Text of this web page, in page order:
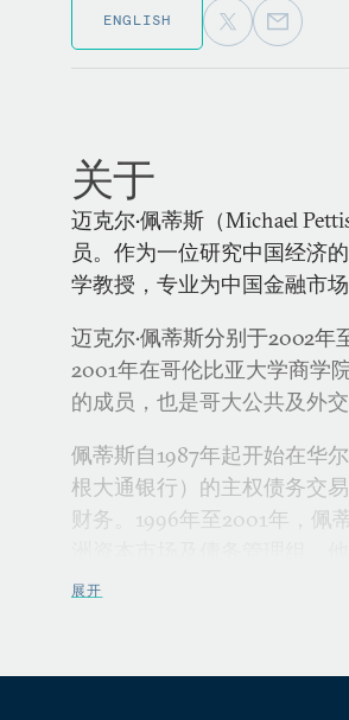
ENGLISH
关于
迈克尔•佩蒂斯（Michael
员。作为一位研究中国经济
学教授，专业为中国金融市
迈克尔•佩蒂斯分别于2002
2001年在哥伦比亚大学商学
的成员，也是哥大公共及外
佩蒂斯自1987年起开始在华
根大通银行）的主权债务交
财务。1996年至2001年，佩
人，该事务所主要经营拉丁
展开